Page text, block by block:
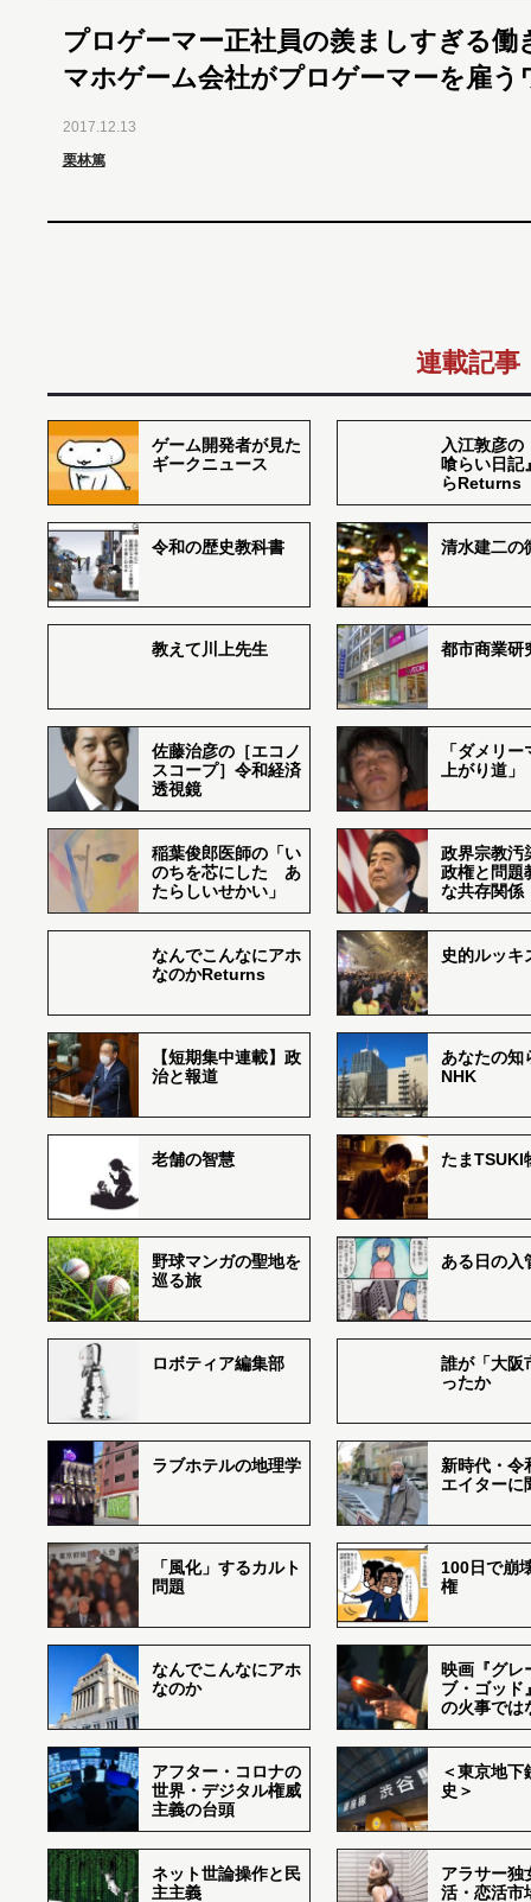
プロゲーマー正社員の羨ましすぎる働
マホゲーム会社がプロゲーマーを雇う
2017.12.13
栗林篤
連載記事
ゲーム開発者が見た
ギークニュース
入江敦彦の
喰らい日記
らReturns
令和の歴史教科書 清水建二の
教えて川上先生 都市商業研
佐藤治彦の［エコノ
スコープ］令和経済
透視鏡
「ダメリ
上がり道」
稲葉俊郎医師の「い
のちを芯にした あ
たらしいせかい」
政界宗教汚
政権と問題
な共存関係
なんでこんなにアホ
なのかReturns
史的ルッキ
【短期集中連載】政
治と報道
あなたの知
NHK
老舗の智慧 たまTSUKI
野球マンガの聖地を
巡る旅
ある日の入
ロボティア編集部
誰が「大阪
ったか
ラブホテルの地理学
新時代・令
エイターに
「風化」するカルト
問題
100日で崩
権
なんでこんなにアホ
なのか
映画『グレ
ブ・ゴッド
の火事では
アフター・コロナの
世界・デジタル権威
主義の台頭
＜東京地下
史＞
ネット世論操作と民
主主義
アラサー独
活・恋活市